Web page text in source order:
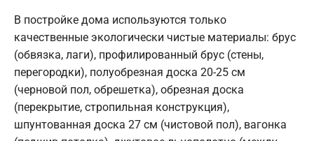
В постройке дома используются только
качественные экологически чистые материалы: брус
(обвязка, лаги), профилированный брус (стены,
перегородки), полуобрезная доска 20-25 см
(черновой пол, обрешетка), обрезная доска
(перекрытие, стропильная конструкция),
шпунтованная доска 27 см (чистовой пол), вагонка